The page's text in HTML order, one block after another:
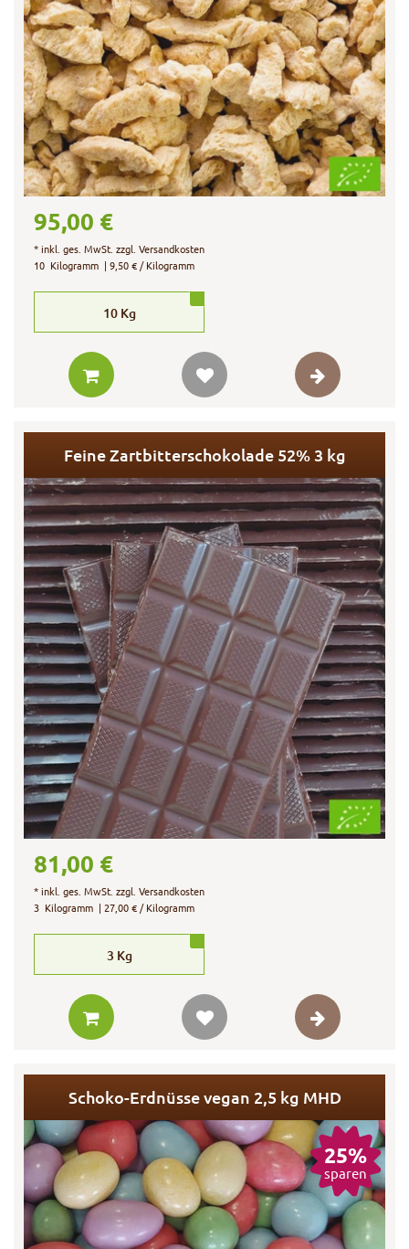
95,00 €
*inkl. ges. MwSt. zzgl.Versandkosten
10 Kilogramm | 9,50 € / Kilogramm
10 Kg
Feine Zartbitterschokolade 52% 3 kg
81,00 €
*inkl. ges. MwSt. zzgl.Versandkosten
3 Kilogramm | 27,00 € / Kilogramm
3 Kg
Schoko-Erdnüsse vegan 2,5 kg MHD
25%
sparen